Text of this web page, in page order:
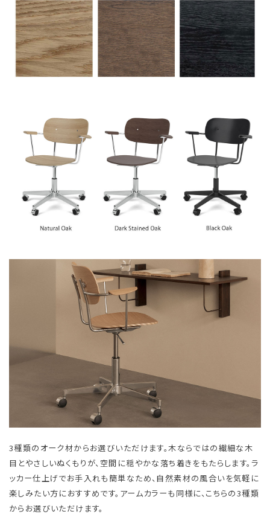
3種類のオーク材からお選びいただけます。木ならではの繊細な木
目とやさしいぬくもりが、空間に穏やかな落ち着きをもたらします。ラ
ッカー仕上げでお手入れも簡単なため、自然素材の風合いを気軽に
楽しみたい方におすすめです。アームカラーも同様に、こちらの3種類
からお選びいただけます。